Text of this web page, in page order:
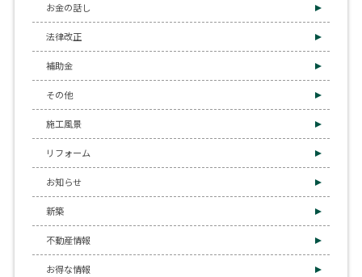
お金の話し
法律改正
補助金
その他
施工風景
リフォーム
お知らせ
新築
不動産情報
お得な情報